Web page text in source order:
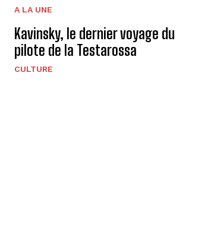
A LA UNE
Kavinsky, le dernier voyage du
pilote de la Testarossa
CULTURE